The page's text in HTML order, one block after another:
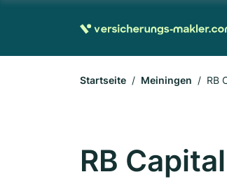
Startseite Meiningen RB
RB